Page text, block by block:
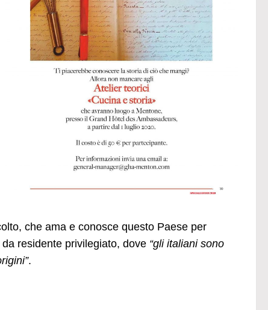
che ama e conosce questo Paese per
residente privilegiato, dove “gli italiani sono
.